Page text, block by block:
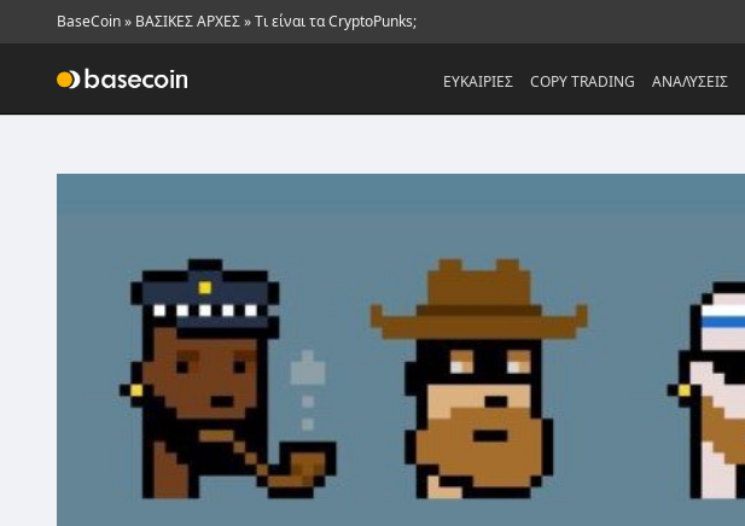
BaseCoin» ΒΑΣΙΚΕΣ ΑΡΧΕΣ»Τι είναι τα CryptoPunks;
ΕΥΚΑΙΡΙΕΣ COPY TRADING ΑΝΑΛΥΣΕΙΣ